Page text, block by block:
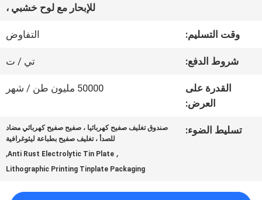
اتصل
أخبار
للإبحار مع لوح خشبي ،
وقت التسليم: التفاوض
شروط الدفع: تي / ت
القدرة على
العرض:
50000 مليون طن / شهر
تسليط الضوء:
صندوق تغليف صفيح كهربائيا ، صفيح صفيح كهربائي مضاد
للصدأ ، تغليف صفيح بطباعة ليثوغرافية
,
Anti Rust Electrolytic Tin Plate
,
Lithographic Printing Tinplate Packaging